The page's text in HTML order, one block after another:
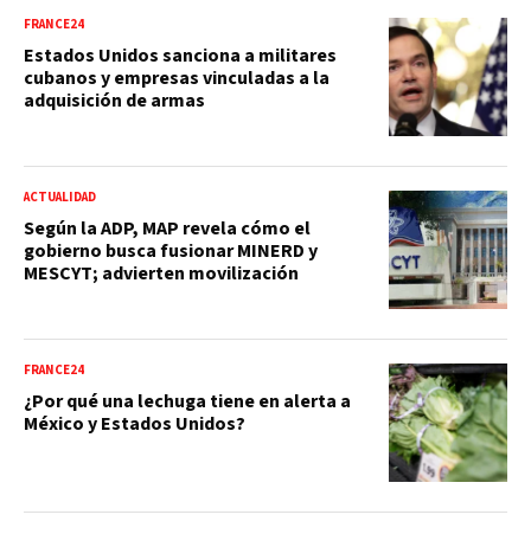
FRANCE24
Estados Unidos sanciona a militares
cubanos y empresas vinculadas a la
adquisición de armas
ACTUALIDAD
Según la ADP, MAP revela cómo el
gobierno busca fusionar MINERD y
MESCYT; advierten movilización
FRANCE24
¿Por qué una lechuga tiene en alerta a
México y Estados Unidos?